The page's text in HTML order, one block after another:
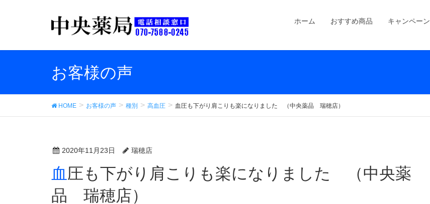
ホーム おすすめ商品 キャンペーン
お客様の声
HOME お客様の声 種別 高血圧 血圧も下がり肩こりも楽になりました （中央薬品 瑞穂店）
2020年11月23日 瑞穂店
血圧も下がり肩こりも楽になりました （中央薬
品 瑞穂店）